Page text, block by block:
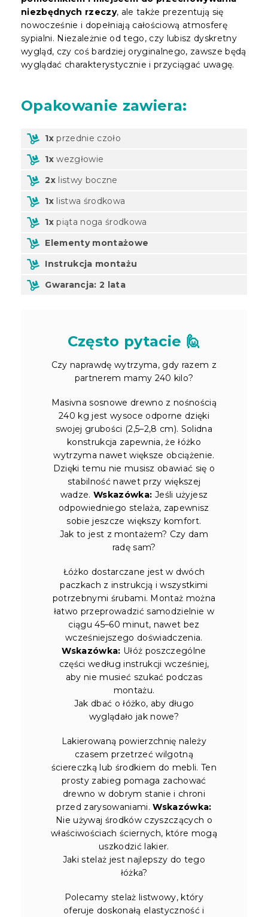
niezbędnych rzeczy, ale także prezentują się
nowocześnie i dopełniają całościową atmosferę
sypialni. Niezależnie od tego, czy lubisz dyskretny
wygląd, czy coś bardziej oryginalnego, zawsze będą
wyglądać charakterystycznie i przyciągać uwagę.
Opakowanie zawiera:
1x przednie czoło
1x wezgłowie
2x listwy boczne
1x listwa środkowa
1x piąta noga środkowa
Elementy montażowe
Instrukcja montażu
Gwarancja: 2 lata
Często pytacie 🙋
Czy naprawdę wytrzyma, gdy razem z
partnerem mamy 240 kilo?
Masivna sosnowe drewno z nośnością
240 kg jest wysoce odporne dzięki
swojej grubości (2,5–2,8 cm). Solidna
konstrukcja zapewnia, że łóżko
wytrzyma nawet większe obciążenie.
Dzięki temu nie musisz obawiać się o
stabilność nawet przy większej
wadze.Wskazówka: Jeśli użyjesz
odpowiedniego stelaża, zapewnisz
sobie jeszcze większy komfort.
Jak to jest z montażem? Czy dam
radę sam?
Łóżko dostarczane jest w dwóch
paczkach z instrukcją i wszystkimi
potrzebnymi śrubami. Montaż można
łatwo przeprowadzić samodzielnie w
ciągu 45–60 minut, nawet bez
wcześniejszego doświadczenia.
Wskazówka: Ułóż poszczególne
części według instrukcji wcześniej,
aby nie musieć szukać podczas
montażu.
Jak dbać o łóżko, aby długo
wyglądało jak nowe?
Lakierowaną powierzchnię należy
czasem przetrzeć wilgotną
ściereczką lub środkiem do mebli. Ten
prosty zabieg pomaga zachować
drewno w dobrym stanie i chroni
przed zarysowaniami.Wskazówka:
Nie używaj środków czyszczących o
właściwościach ściernych, które mogą
uszkodzić lakier.
Jaki stelaż jest najlepszy do tego
łóżka?
Polecamy stelaż listwowy, który
oferuje doskonałą elastyczność i